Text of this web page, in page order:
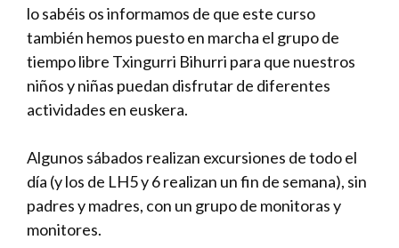
lo sabéis os informamos de que este curso
también hemos puesto en marcha el grupo de
tiempo libre Txingurri Bihurri para que nuestros
niños y niñas puedan disfrutar de diferentes
actividades en euskera.
Algunos sábados realizan excursiones de todo el
día (y los de LH5 y 6 realizan un fin de semana), sin
padres y madres, con un grupo de monitoras y
monitores.